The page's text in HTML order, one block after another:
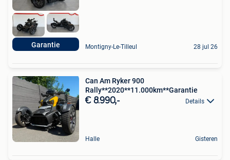
Garantie Montigny-Le-Tilleul 28 jul 26
Can Am Ryker 900
Rally**2020**11.000km**Garantie
€ 8.990,- Details
Halle Gisteren